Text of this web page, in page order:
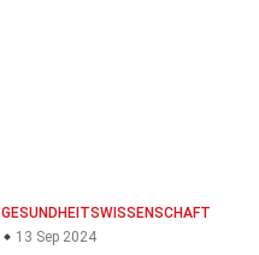
GESUNDHEITSWISSENSCHAFT
13 Sep 2024